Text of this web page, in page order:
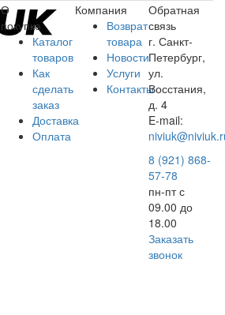
О
покупке
Каталог
товаров
Как
сделать
заказ
Доставка
Оплата
Компания
Возврат
товара
Новости
Услуги
Контакты
Обратная
связь
г. Санкт-
Петербург,
ул.
Восстания,
д. 4
E-mail:
8 (921) 868-
57-78
пн-пт с
09.00 до
18.00
Заказать
звонок